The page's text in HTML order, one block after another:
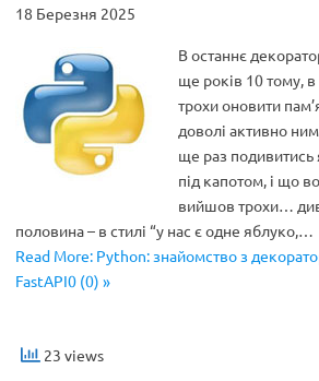
18 Березня 2025
В останнє
ще років 10 тому,
трохи оновити
доволі активно
ще раз
під капотом, і що
вийшов трохи…
половина – в стилі “у нас є одне яблуко,…
Read More: Python: знайомство з
FastAPI0 (0) »
23 views